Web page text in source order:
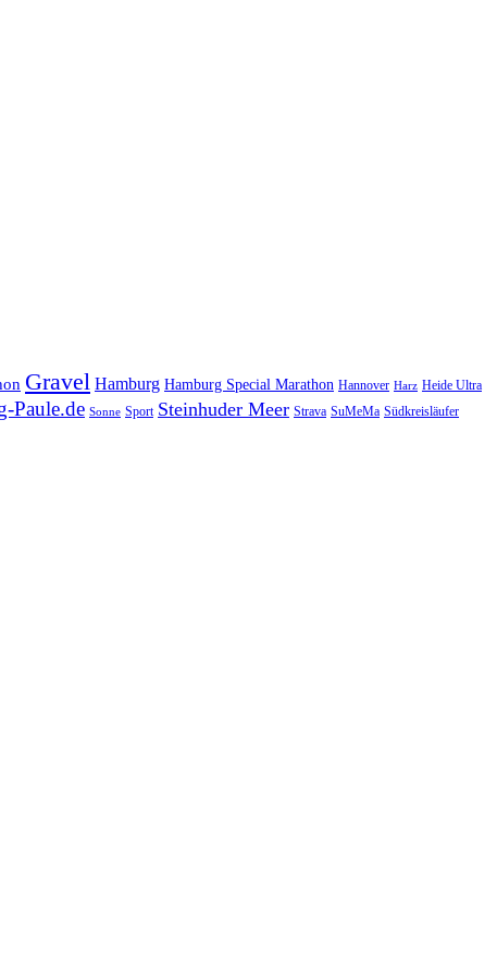
Gravel Hamburg Hamburg Special Marathon Hannover Harz Heide Ultra
Paule.de Sonne Sport Steinhuder Meer Strava SuMeMa Südkreisläufer